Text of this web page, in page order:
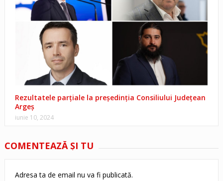
Rezultatele parțiale la președinția Consiliului Județean
Argeș
iunie 10, 2024
COMENTEAZĂ ŞI TU
Adresa ta de email nu va fi publicată.